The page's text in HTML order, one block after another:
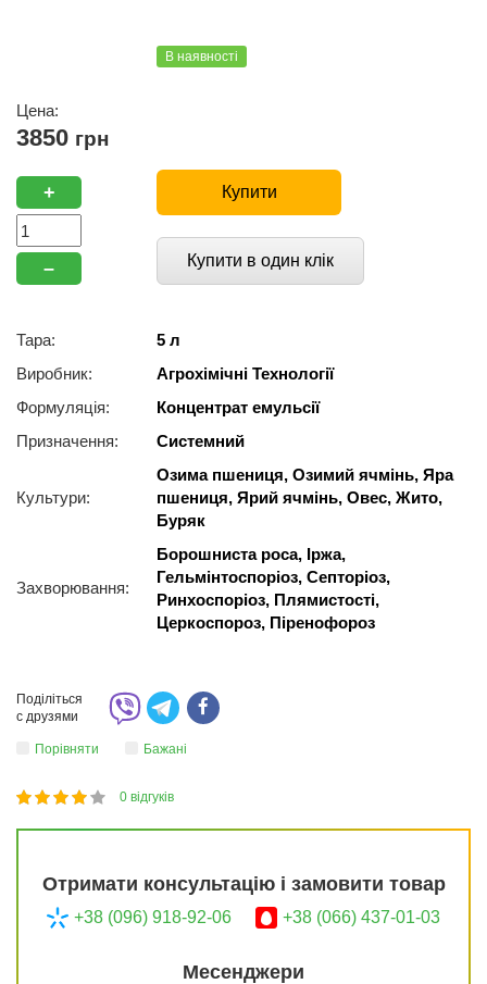
В наявності
Цена:
3850 грн
+
–
Купити
Купити в один клік
Тара:
5 л
Виробник:
Агрохімічні Технології
Формуляція:
Концентрат емульсії
Призначення:
Системний
Культури:
Озима пшениця, Озимий ячмінь, Яра
пшениця, Ярий ячмінь, Овес, Жито,
Буряк
Захворювання:
Борошниста роса, Іржа,
Гельмінтоспоріоз, Ceптopіoз,
Ринхоспоріоз, Плямистості,
Церкоспороз, Піренофороз
Поділіться
с друзями
Порівняти Бажані
80
1
2
3
4
5 0 відгуків
Отримати консультацію і замовити товар
+38 (096) 918-92-06 +38 (066) 437-01-03
Месенджери